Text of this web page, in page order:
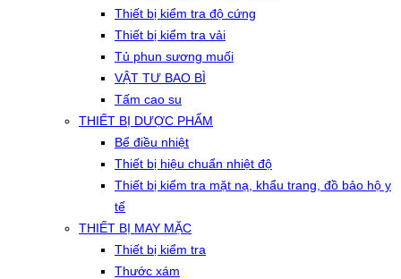
Thiết bị kiểm tra độ cứng
Thiết bị kiểm tra vải
Tủ phun sương muối
VẬT TƯ BAO BÌ
Tấm cao su
THIẾT BỊ DƯỢC PHẨM
Bể điều nhiệt
Thiết bị hiệu chuẩn nhiệt độ
Thiết bị kiểm tra mặt nạ, khẩu trang, đồ bảo hộ y
tế
THIẾT BỊ MAY MẶC
Thiết bị kiểm tra
Thước xám